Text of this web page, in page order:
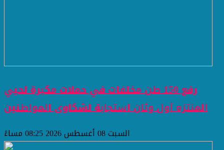
رفع 150 طن مخلفات في حملات مكبرة لحيي
المنتزه أول وثان استجابة لشكاوى المواطنين
السبت 08 أغسطس 2026 08:25 مساءً